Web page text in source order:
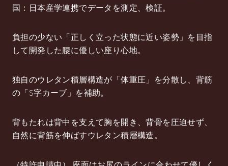
国：日本産学連携でデータを測定、検証。
負担の少ない「正しく立った状態に近い姿勢」を目指
して開発した腰に優しい座り心地。
独自のウレタン積層構造が「体重圧」を分散し、背筋
の「S字カーブ」を補助。
背もたれは背中を支えて胸を開き、背骨を圧迫せず、
自然に背筋を伸ばすウレタン積層構造。